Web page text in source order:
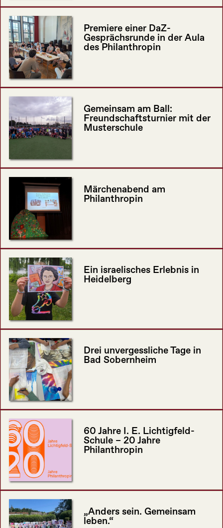
Premiere einer DaZ-
Gesprächsrunde in der Aula
des Philanthropin
Gemeinsam am Ball:
Freundschaftsturnier mit der
Musterschule
Märchenabend am
Philanthropin
Ein israelisches Erlebnis in
Heidelberg
Drei unvergessliche Tage in
Bad Sobernheim
60 Jahre I. E. Lichtigfeld-
Schule – 20 Jahre
Philanthropin
„Anders sein. Gemeinsam
leben.“